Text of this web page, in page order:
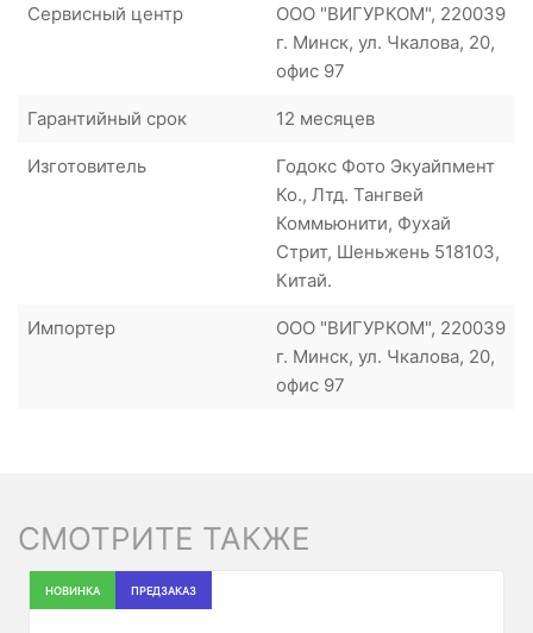
Сервисный центр
ООО "ВИГУРКОМ", 220039
г. Минск, ул. Чкалова, 20,
офис 97
Гарантийный срок 12 месяцев
Изготовитель
Годокс Фото Экуайпмент
Ко., Лтд. Тангвей
Коммьюнити, Фухай
Стрит, Шеньжень 518103,
Китай.
Импортер
ООО "ВИГУРКОМ", 220039
г. Минск, ул. Чкалова, 20,
офис 97
СМОТРИТЕ ТАКЖЕ
НОВИНКА ПРЕДЗАКАЗ